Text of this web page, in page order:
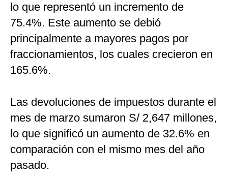
lo que representó un incremento de
75.4%. Este aumento se debió
principalmente a mayores pagos por
fraccionamientos, los cuales crecieron en
165.6%.
Las devoluciones de impuestos durante el
mes de marzo sumaron S/ 2,647 millones,
lo que significó un aumento de 32.6% en
comparación con el mismo mes del año
pasado.